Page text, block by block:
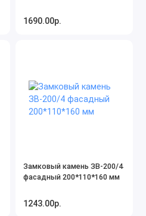
1690.00р.
Замковый камень ЗВ-200/4
фасадный 200*110*160 мм
1243.00р.